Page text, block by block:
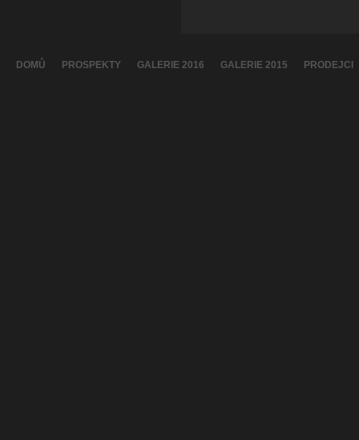
DOMŮ PROSPEKTY GALERIE 2016 GALERIE 2015 PRODEJCI